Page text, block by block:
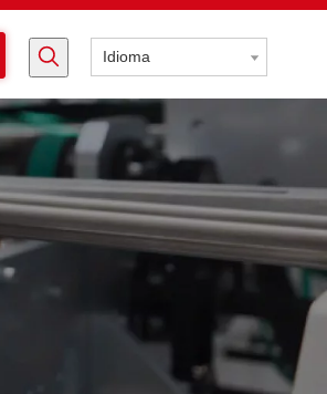
Idioma